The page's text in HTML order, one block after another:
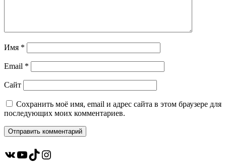
Имя *
Email *
Сайт
Сохранить моё имя, email и адрес сайта в этом браузере для
последующих моих комментариев.
ВКонтакте
YouTube
TikTokInstagram